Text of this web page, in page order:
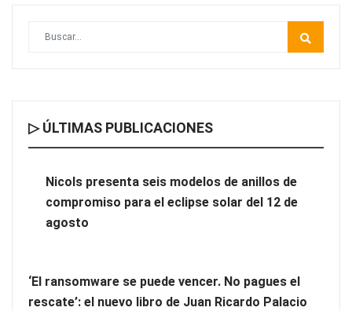
eclipse solar del 12 de agosto
‘El ransomware se puede vencer. No pagues el rescate’: el
▷ ÚLTIMAS PUBLICACIONES
Nicols presenta seis modelos de anillos de
compromiso para el eclipse solar del 12 de
agosto
‘El ransomware se puede vencer. No pagues el
rescate’: el nuevo libro de Juan Ricardo Palacio